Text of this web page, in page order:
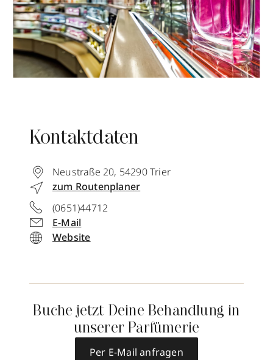
Kontaktdaten
Neustraße 20, 54290Trier
zum Routenplaner
(0651)44712
E-Mail
Website
Buche jetzt Deine Behandlung in
unserer Parfümerie
Per E-Mail anfragen